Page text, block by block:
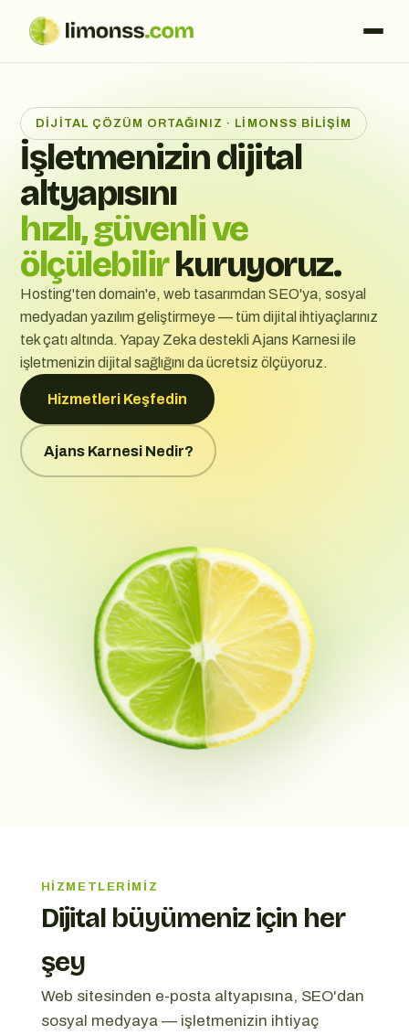
DIJITAL ÇÖZÜM ORTAĞINIZ · LIMONSS BILIŞIM
İşletmenizin dijital
altyapısını
hızlı, güvenli ve
ölçülebilirkuruyoruz.
Hosting'ten domain'e, web tasarımdan SEO'ya, sosyal
medyadan yazılım geliştirmeye — tüm dijital ihtiyaçlarınız
tek çatı altında. Yapay Zeka destekli Ajans Karnesi ile
işletmenizin dijital sağlığını da ücretsiz ölçüyoruz.
Hizmetleri Keşfedin
Ajans Karnesi Nedir?
HIZMETLERIMIZ
Dijital büyümeniz için her
şey
Web sitesinden e-posta altyapısına, SEO'dan
sosyal medyaya — işletmenizin ihtiyaç